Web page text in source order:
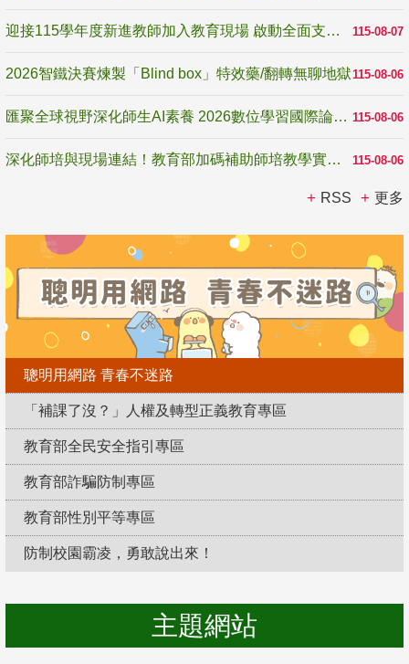
115-08-07
迎接115學年度新進教師加入教育現場 啟動全面支持陪伴
115-08-06
2026智鐵決賽煉製「Blind box」特效藥/翻轉無聊地獄
115-08-06
匯聚全球視野深化師生AI素養 2026數位學習國際論壇高雄登場
115-08-06
深化師培與現場連結！教育部加碼補助師培教學實踐研究 10月師培國際研討會交流教學實踐經驗
RSS 更多
聰明用網路 青春不迷路
「補課了沒？」人權及轉型正義教育專區
教育部全民安全指引專區
教育部詐騙防制專區
教育部性別平等專區
防制校園霸凌，勇敢說出來！
主題網站